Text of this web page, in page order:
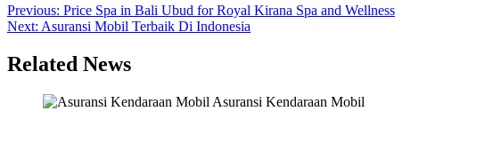
Post
navigation
Previous: Price Spa in Bali Ubud for Royal Kirana Spa and Wellness
Next: Asuransi Mobil Terbaik Di Indonesia
Related News
Asuransi Kendaraan Mobil